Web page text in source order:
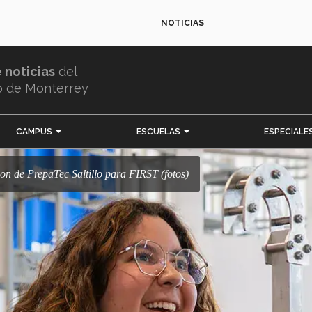
NOTICIAS
noticias del
de Monterrey
CAMPUS ESCUELAS
de PrepaTec Saltillo para FIRST (fotos)